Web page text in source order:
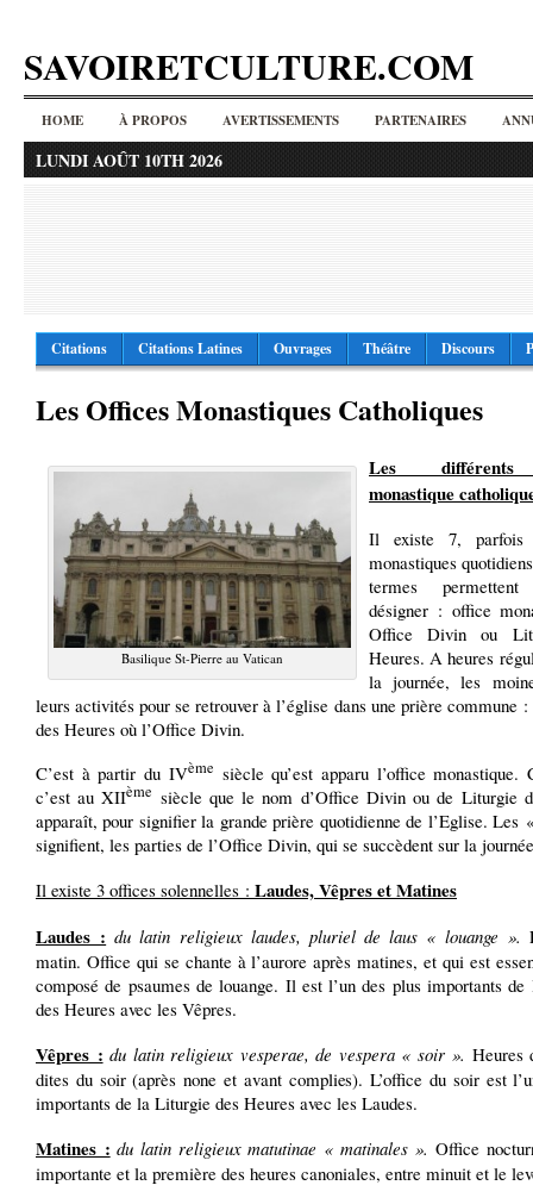
SAVOIRETCULTURE.COM
HOME À PROPOS AVERTISSEMENTS PARTENAIRES
LUNDI AOÛT 10TH 2026
Citations Citations Latines Ouvrages Théâtre Discours
Les Offices Monastiques Catholiques
Basilique St-Pierre au Vatican
Les différents
monastique
Il existe 7, parfois
monastiques
termes
désigner : office
Office Divin ou
Heures. A heures
la journée, les
leurs activités pour se retrouver à l’église dans une prière commune
des Heures où l’Office Divin.
C’est à partir du IVème siècle qu’est apparu l’office monastique.
c’est au XIIème siècle que le nom d’Office Divin ou de Liturgie
apparaît, pour signifier la grande prière quotidienne de l’Eglise. Les
signifient, les parties de l’Office Divin, qui se succèdent sur la
Il existe 3 offices solennelles : Laudes, Vêpres et Matines
Laudes : du latin religieux laudes, pluriel de laus « louange ».
matin. Office qui se chante à l’aurore après matines, et qui est
composé de psaumes de louange. Il est l’un des plus importants
des Heures avec les Vêpres.
Vêpres : du latin religieux vesperae, de vespera « soir ». Heures
dites du soir (après none et avant complies). L’office du soir est
importants de la Liturgie des Heures avec les Laudes.
Matines : du latin religieux matutinae « matinales ». Office
importante et la première des heures canoniales, entre minuit et le